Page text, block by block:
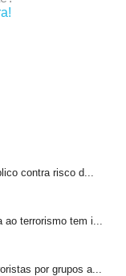
contra risco d...
terrorismo tem i...
por grupos a...